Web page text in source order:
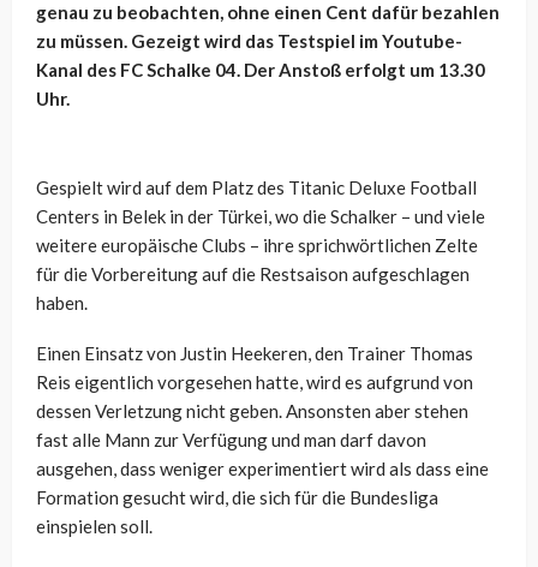
genau zu beobachten, ohne einen Cent dafür bezahlen
zu müssen. Gezeigt wird das Testspiel im Youtube-
Kanal des FC Schalke 04. Der Anstoß erfolgt um 13.30
Uhr.
Gespielt wird auf dem Platz des Titanic Deluxe Football
Centers in Belek in der Türkei, wo die Schalker – und viele
weitere europäische Clubs – ihre sprichwörtlichen Zelte
für die Vorbereitung auf die Restsaison aufgeschlagen
haben.
Einen Einsatz von Justin Heekeren, den Trainer Thomas
Reis eigentlich vorgesehen hatte, wird es aufgrund von
dessen Verletzung nicht geben. Ansonsten aber stehen
fast alle Mann zur Verfügung und man darf davon
ausgehen, dass weniger experimentiert wird als dass eine
Formation gesucht wird, die sich für die Bundesliga
einspielen soll.